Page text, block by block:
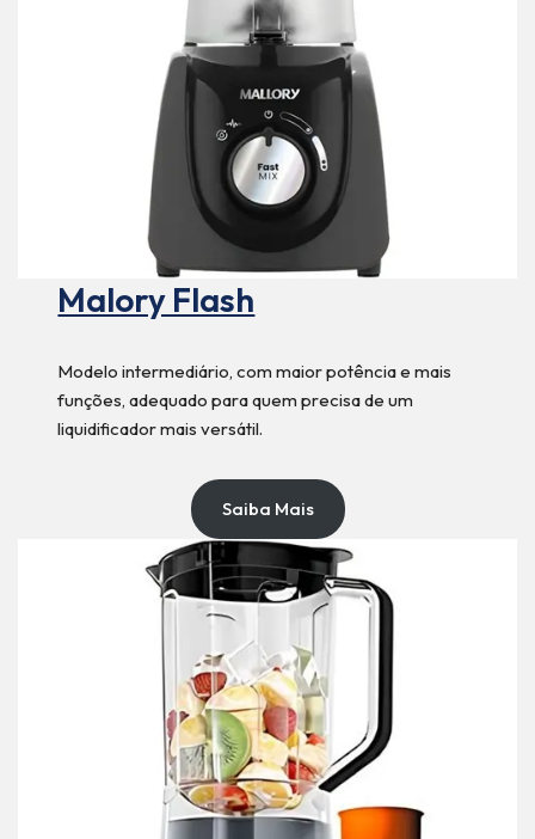
Malory Flash
Modelo intermediário, com maior potência e mais
funções, adequado para quem precisa de um
liquidificador mais versátil.
Saiba Mais